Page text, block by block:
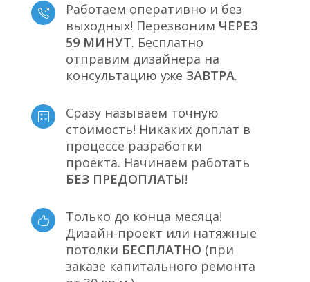
Работаем оперативно и без
выходных! Перезвоним ЧЕРЕЗ
59 МИНУТ. Бесплатно
отправим дизайнера на
консультацию уже ЗАВТРА.
Сразу называем точную
стоимость! Никаких доплат в
процессе разработки
проекта. Начинаем работать
БЕЗ ПРЕДОПЛАТЫ!
Только до конца месяца!
Дизайн-проект или натяжные
потолки БЕСПЛАТНО (при
заказе капитального ремонта